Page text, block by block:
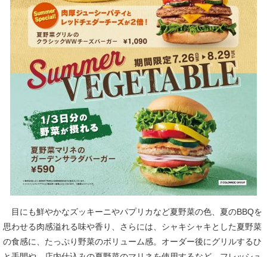
目にも鮮やかなズッキーニやパプリカなど夏野菜の色、夏のBBQを
思わせる肉感溢れる味や香り、さらには、シャキシャキとした夏野菜
の食感に、たっぷり野菜のボリューム感。オーダー後にグリルするひ